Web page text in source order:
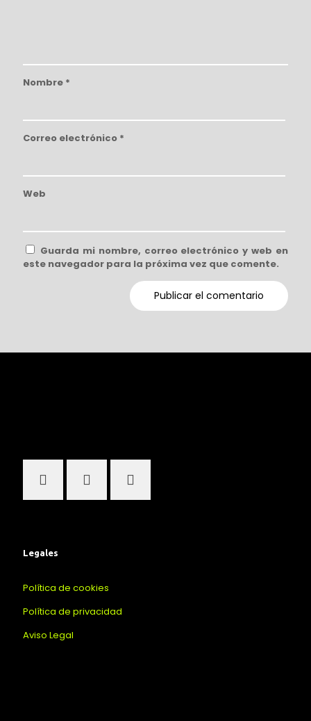
Nombre *
Correo electrónico *
Web
Guarda mi nombre, correo electrónico y web en
este navegador para la próxima vez que comente.
Legales
Política de cookies
Política de privacidad
Aviso Legal